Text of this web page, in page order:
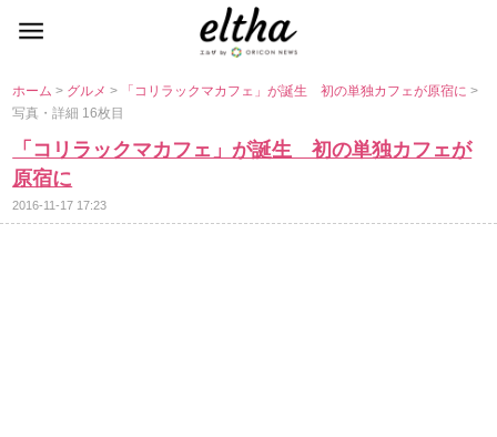
ホーム> グルメ> 「コリラックマカフェ」が誕生 初の単独カフェが原宿に>
写真・詳細 16枚目
「コリラックマカフェ」が誕生 初の単独カフェが
原宿に
2016-11-17 17:23